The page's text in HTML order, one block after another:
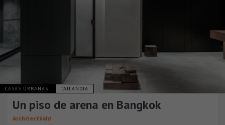
CASAS URBANAS TAILANDIA
Un piso de arena en Bangkok
Architectkidd